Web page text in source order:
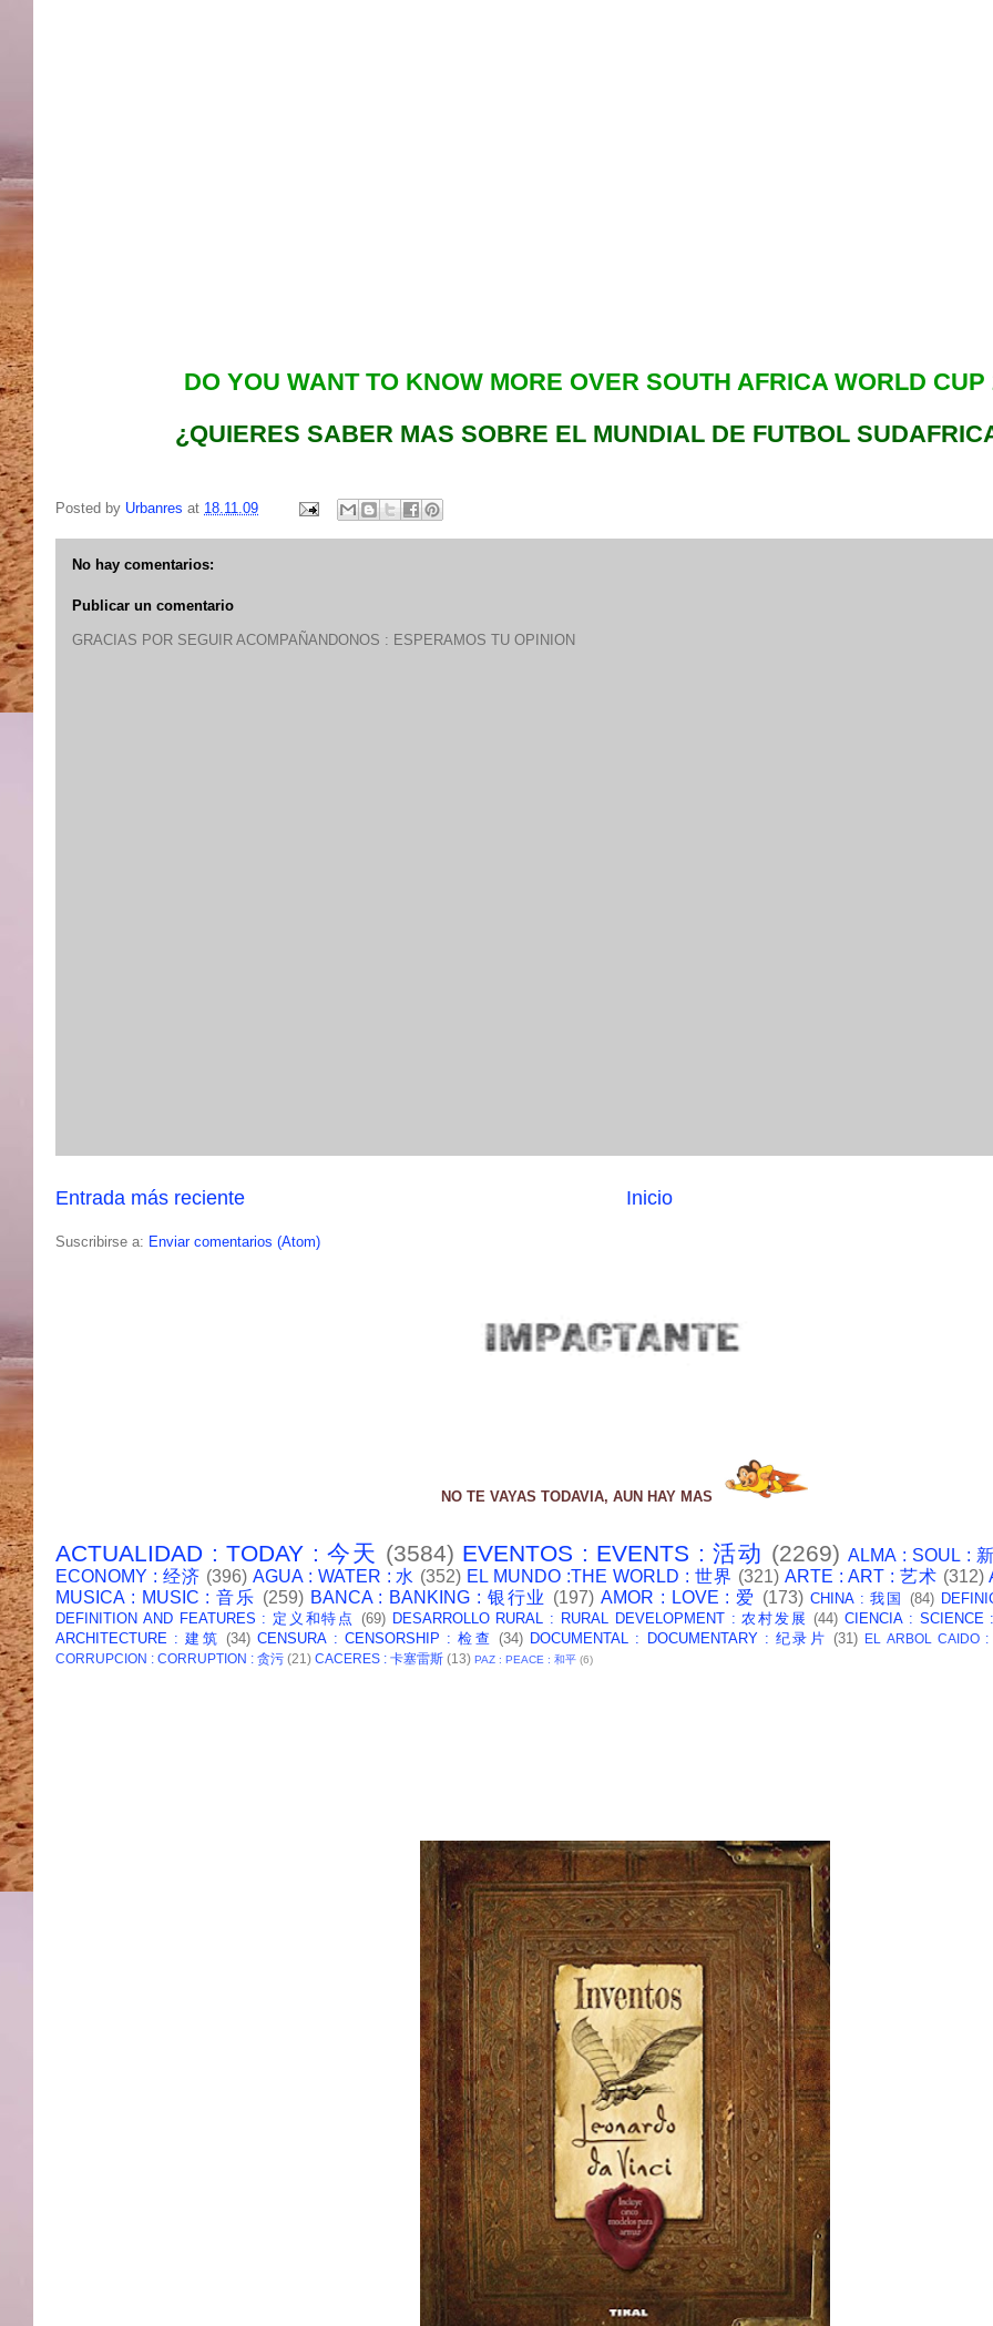
DO YOU WANT TO KNOW MORE OVER SOUTH AFRICA WORLD CUP
¿QUIERES SABER MAS SOBRE EL MUNDIAL DE FUTBOL
Posted by Urbanres at 18.11.09
No hay comentarios:
Publicar un comentario
GRACIAS POR SEGUIR ACOMPAÑANDONOS : ESPERAMOS TU OPINION
Entrada más reciente Inicio
Suscribirse a: Enviar comentarios (Atom)
NO TE VAYAS TODAVIA, AUN HAY MAS
ACTUALIDAD : TODAY : 今天 (3584) EVENTOS : EVENTS : 活动 (2269) ALMA : SOUL :
ECONOMY : 经济 (396) AGUA : WATER : 水 (352) EL MUNDO :THE WORLD : 世界 (321) ARTE : ART : 艺术 (312)
MUSICA : MUSIC : 音乐 (259) BANCA : BANKING : 银行业 (197) AMOR : LOVE : 爱 (173) CHINA : 我国 (84)
DEFINITION AND FEATURES : 定义和特点 (69) DESARROLLO RURAL : RURAL DEVELOPMENT : 农村发展 (44) CIENCIA : SCIENCE
ARCHITECTURE : 建筑 (34) CENSURA : CENSORSHIP : 检查 (34) DOCUMENTAL : DOCUMENTARY : 纪录片 (31) EL ARBOL CAIDO
CORRUPCION : CORRUPTION : 贪污 (21) CACERES : 卡塞雷斯 (13) PAZ : PEACE : 和平 (6)